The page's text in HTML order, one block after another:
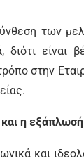
των
είναι
στην
η
και